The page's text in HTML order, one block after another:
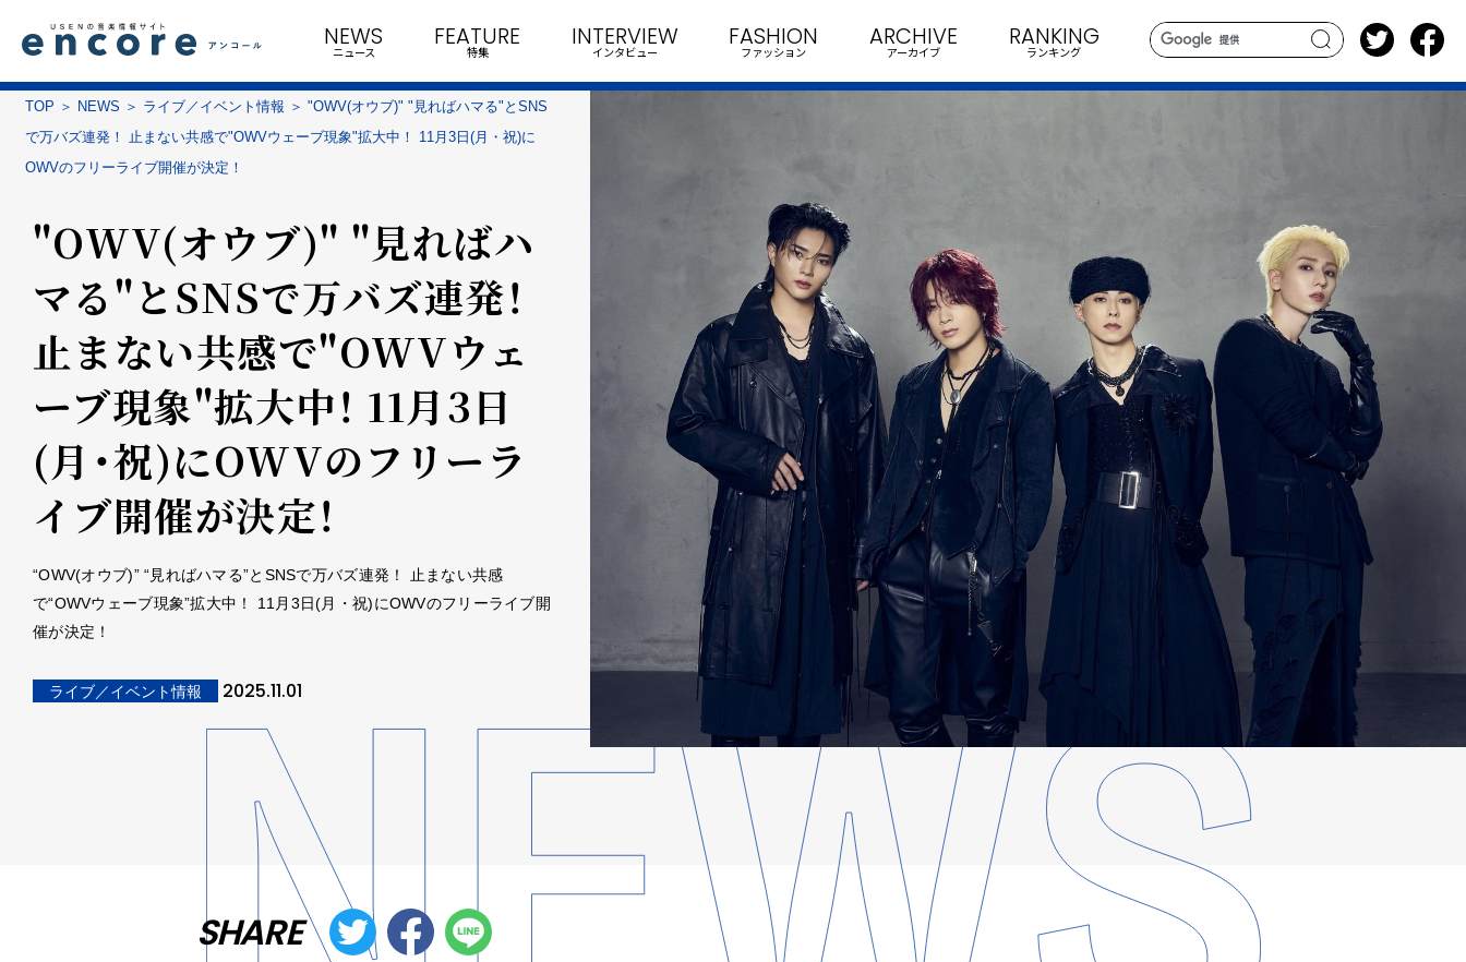
search
NEWS
ニュース
FEATURE
特集
INTERVIEW
インタビュー
FASHION
ファッション
ARCHIVE
アーカイブ
RANKING
ランキング
TOP NEWS ライブ／イベント情報
"OWV(オウブ)" "見ればハマる"とSNS
で万バズ連発！ 止まない共感で"OWVウェーブ現象"拡大中！ 11月3日(月・祝)に
OWVのフリーライブ開催が決定！
"OWV(オウブ)" "見ればハ
マる"とSNSで万バズ連発！
止まない共感で"OWVウェ
ーブ現象"拡大中！ 11月3日
(月・祝)にOWVのフリーラ
イブ開催が決定！
“OWV(オウブ)” “見ればハマる”とSNSで万バズ連発！ 止まない共感
で“OWVウェーブ現象”拡大中！ 11月3日(月・祝)にOWVのフリーライブ開
催が決定！
ライブ／イベント情報 2025.11.01
SHARE